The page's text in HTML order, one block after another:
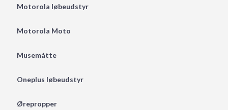
Motorola løbeudstyr
Motorola Moto
Musemåtte
Oneplus løbeudstyr
Ørepropper